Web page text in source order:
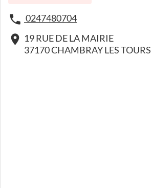
0247480704
19 RUE DE LA MAIRIE
37170 CHAMBRAY LES TOURS